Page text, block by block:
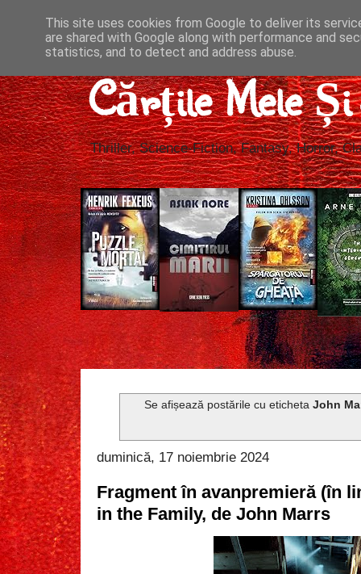
Cărțile Mele
Thriller, Science-Fiction, Fantasy, Horror,
Se afișează postările cu etichetaJohn
duminică, 17 noiembrie 2024
Fragment în avanpremieră (în
in the Family, de John Marrs
This site uses cookies from Google to deliver its
are shared with Google along with performance and
statistics, and to detect and address abuse.